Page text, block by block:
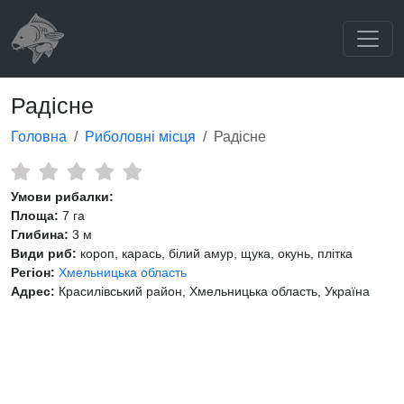
Радісне
Головна Риболовні місця Радісне
Умови рибалки:
Площа: 7 га
Глибина: 3 м
Види риб: короп, карась, білий амур, щука, окунь, плітка
Регіон: Хмельницька область
Адрес: Красилівський район, Хмельницька область, Україна